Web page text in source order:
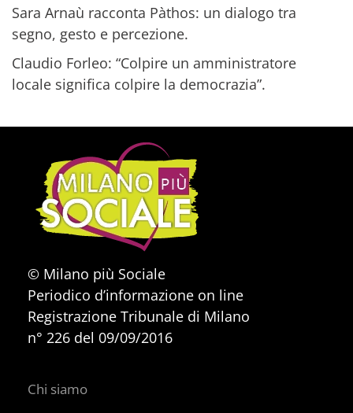
Sara Arnaù racconta Pàthos: un dialogo tra
segno, gesto e percezione.
Claudio Forleo: “Colpire un amministratore
locale significa colpire la democrazia”.
© Milano più Sociale
Periodico d’informazione on line
Registrazione Tribunale di Milano
n° 226 del 09/09/2016
Chi siamo